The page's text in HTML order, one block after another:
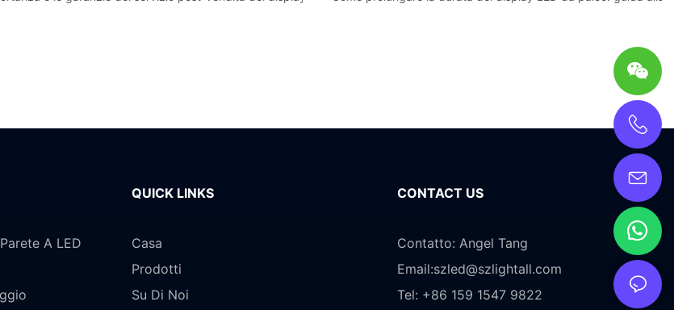
A LED
QUICK LINKS
Casa
Prodotti
Su Di Noi
CONTACT US
Contatto: Angel Tang
Email:szled@szlightall.com
Tel: +86 159 1547 9822